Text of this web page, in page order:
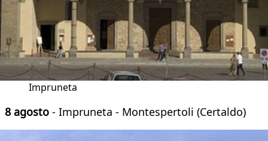
Impruneta
8 agosto - Impruneta - Montespertoli (Certaldo)